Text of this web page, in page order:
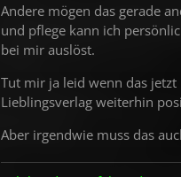
Andere mögen das gerade
und pflege kann ich
bei mir auslöst.
Tut mir ja leid wenn das
Lieblingsverlag weiterhin
Aber irgendwie muss das